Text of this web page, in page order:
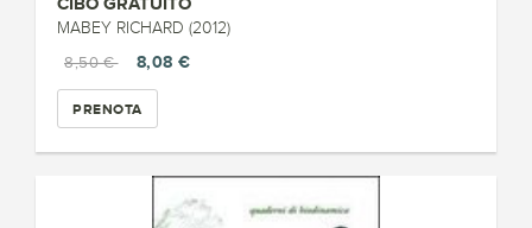
MABEY RICHARD (2012)
8,50 €
8,08 €
PRENOTA